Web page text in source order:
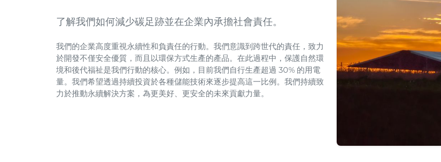
了解我們如何減少碳足跡並在企業內承擔社會責任。
我們的企業高度重視永續性和負責任的行動。我們意識到跨世代的責任，致力
於開發不僅安全優質，而且以環保方式生產的產品。在此過程中，保護自然環
境和後代福祉是我們行動的核心。例如，目前我們自行生產超過 30% 的用電
量。我們希望透過持續投資於各種儲能技術來逐步提高這一比例。我們持續致
力於推動永續解決方案，為更美好、更安全的未來貢獻力量。